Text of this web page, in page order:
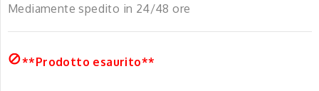
Mediamente spedito in 24/48 ore
**Prodotto esaurito**